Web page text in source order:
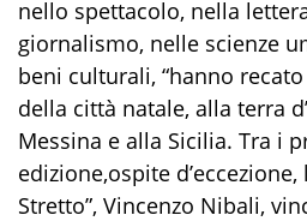
nello spettacolo, nella
giornalismo, nelle scienze
beni culturali, “hanno
della città natale, alla terra
Messina e alla Sicilia. Tra i
edizione,ospite
Stretto”, Vincenzo Nibali,